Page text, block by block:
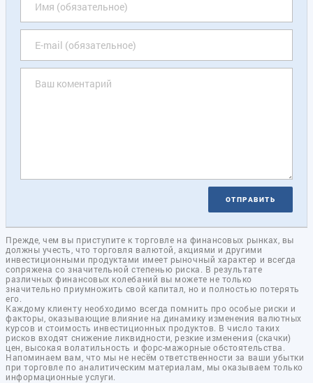
ОТПРАВИТЬ
Прежде, чем вы приступите к торговле на финансовых рынках, вы
должны учесть, что торговля валютой, акциями и другими
инвестиционными продуктами имеет рыночный характер и всегда
сопряжена со значительной степенью риска. В результате
различных финансовых колебаний вы можете не только
значительно приумножить свой капитал, но и полностью потерять
его.
Каждому клиенту необходимо всегда помнить про особые риски и
факторы, оказывающие влияние на динамику изменения валютных
курсов и стоимость инвестиционных продуктов. В число таких
рисков входят снижение ликвидности, резкие изменения (скачки)
цен, высокая волатильность и форс-мажорные обстоятельства.
Напоминаем вам, что мы не несём ответственности за ваши убытки
при торговле по аналитическим материалам, мы оказываем только
информационные услуги.